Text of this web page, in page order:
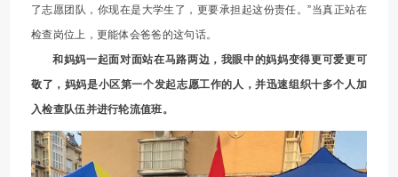
了志愿团队，你现在是大学生了，更要承担起这份责任。”当真正站在
检查岗位上，更能体会爸爸的这句话。
和妈妈一起面对面站在马路两边，我眼中的妈妈变得更可爱更可
敬了，妈妈是小区第一个发起志愿工作的人，并迅速组织十多个人加
入检查队伍并进行轮流值班。